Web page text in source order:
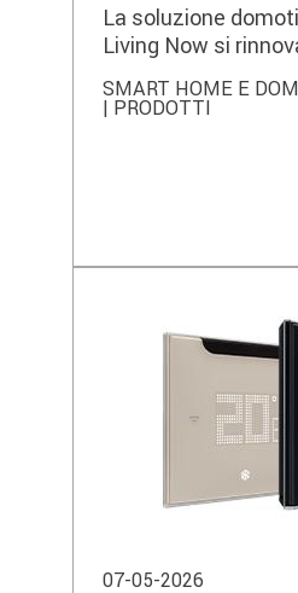
La soluzione
Living Now si
SMART HOME E
| PRODOTTI
07-05-2026